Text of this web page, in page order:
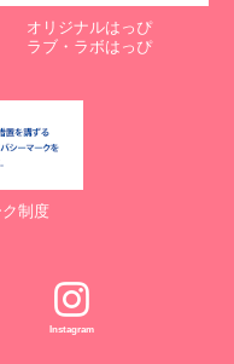
オリジナルはっぴ
ラブ・ラボはっぴ
制度
Instagram